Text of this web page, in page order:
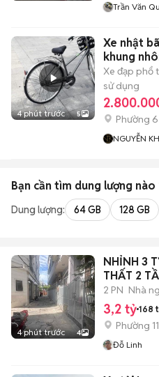
Trần Văn
4 phút trước 5
Xe nhật
khung
Xe đạp phổ
sử dụng
Phường 6
NGUYỄN
Bạn cần tìm dung lượng nào
Dung lượng: 64 GB 128 GB
4 phút trước 4
NHỈNH 3
THẤT 2
THẠNH
2 PN Nhà
3,2 tỷ 168
Phường 11
Đỗ Linh